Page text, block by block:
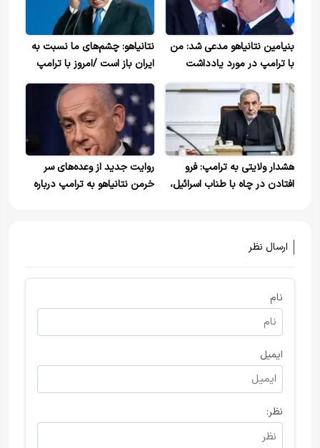
بنیامین نتانیاهو مدعی شد: من
با ترامپ در مورد یادداشت
تفاهم و مذاکرات پیش رو برای
دستیابی به توافق نهایی در
مورد برنامه هسته ای ایران
صحبت کردم
نتانیاهو: چشم‌های ما نسبت به
ایران باز است /امروز با ترامپ
صحبت خواهم کرد
هشدار ولایتی به ترامپ: فرو
افتادن در چاه با طناب اسرائیل،
روایت جدید از وعده‌های سر
خرمن نتانیاهو به ترامپ درباره
ارسال نظر
نام
ایمیل
نظر: